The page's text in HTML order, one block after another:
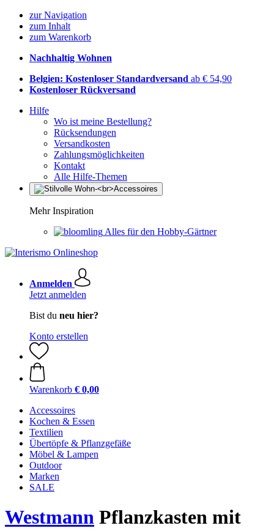
zur Navigation
zum Inhalt
zum Warenkorb
Nachhaltig Wohnen
Belgien: Kostenloser Standardversand ab € 54,90
Kostenloser Rückversand
Hilfe
Wo ist meine Bestellung?
Rücksendungen
Versandkosten
Zahlungsmöglichkeiten
Kontakt
Alle Hilfe-Themen
Mehr Inspiration
Alles für den Hobby-Gärtner
Anmelden
Jetzt anmelden
Bist du neu hier?
Konto erstellen
Warenkorb € 0,00
Accessoires
Kochen & Essen
Textilien
Übertöpfe & Pflanzgefäße
Möbel & Lampen
Outdoor
Marken
SALE
Westmann Pflanzkasten mit